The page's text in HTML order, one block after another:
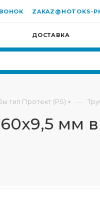
ZAKAZ@HOTOKS-
ДОСТАВКА
тип Протект (PS) —
мм